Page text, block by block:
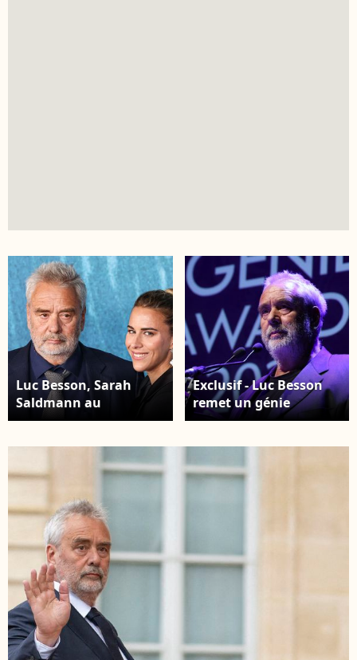
Luc Besson, Sarah
Saldmann au
photocall de la
Chinese Theatre IMAX
Angeles, Californie,
États-Unis, le 3 février
2026. © RALL/Backgrid
USA/Bestimage
Exclusif - Luc Besson
remet un génie
d'honneur à Sophie
Awards 2026" au